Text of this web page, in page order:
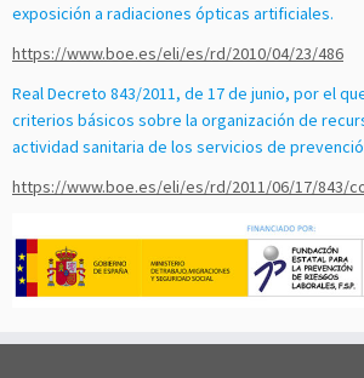
exposición a radiaciones ópticas artificiales.
https://www.boe.es/eli/es/rd/2010/04/23/486
Real Decreto 843/2011, de 17 de junio, por el
criterios básicos sobre la organización de
actividad sanitaria de los servicios de
https://www.boe.es/eli/es/rd/2011/06/17/843/